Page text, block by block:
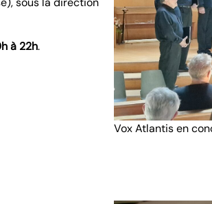
à 22h.
Vox Atlantis en